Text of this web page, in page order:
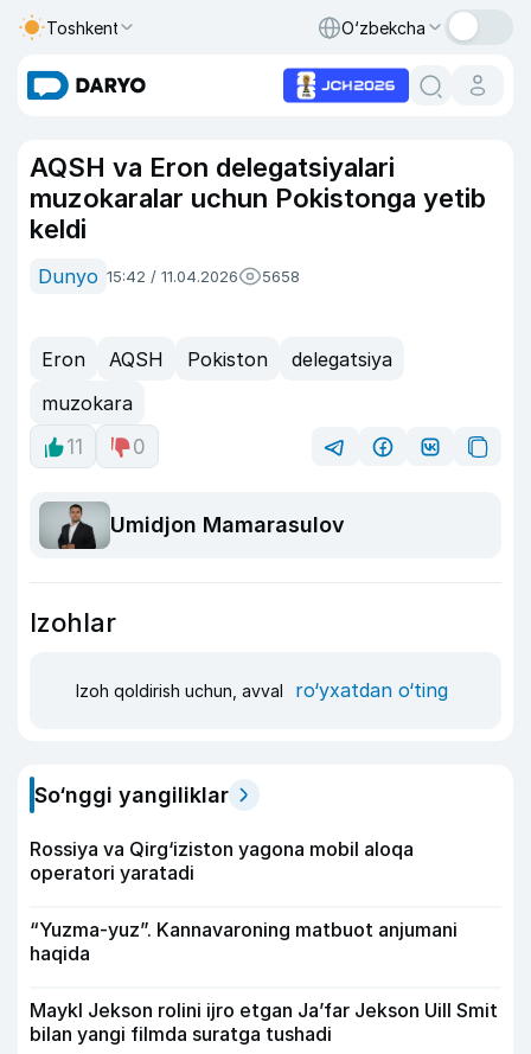
Toshkent O‘zbekcha
AQSH va Eron delegatsiyalari
muzokaralar uchun Pokistonga yetib
keldi
Dunyo 15:42 / 11.04.2026 5658
Eron AQSH Pokiston
delegatsiya
muzokara
11
0
Umidjon Mamarasulov
Izohlar
Izoh qoldirish uchun, avval ro‘yxatdan o‘ting
So‘nggi yangiliklar
Rossiya va Qirg‘iziston yagona mobil aloqa
operatori yaratadi
“Yuzma-yuz”. Kannavaroning matbuot anjumani
haqida
Maykl Jekson rolini ijro etgan Ja’far Jekson Uill Smit
bilan yangi filmda suratga tushadi